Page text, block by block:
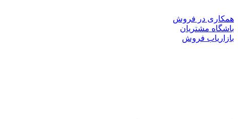
همکاری در فروش
باشگاه مشتریان
بازاریاب فروش